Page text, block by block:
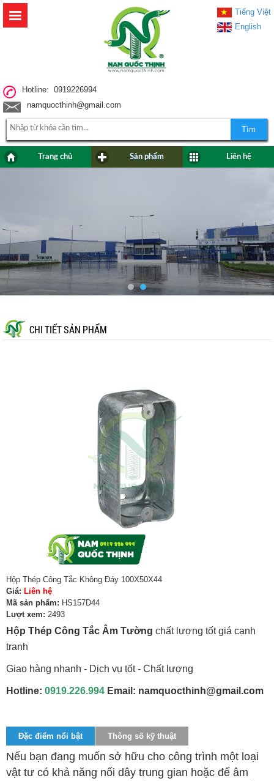
Hotline: 0919226994
namquocthinh@gmail.com
Tiếng Việt
English
Tìm
Trang chủ Sản phẩm Liên hệ
CHI TIẾT SẢN PHẨM
Hộp Thép Công Tắc Không Đáy 100X50X44
Giá: Liên hệ
Mã sản phẩm: HS157D44
Lượt xem: 2493
Hộp Thép Công Tắc Âm Tường chất lượng tốt giá cạnh
tranh
Giao hàng nhanh - Dịch vụ tốt - Chất lượng
Hotline: 0919.226.994 Email: namquocthinh@gmail.com
Đặc điểm nổi bật Thông số kỹ thuật
Nếu bạn đang muốn sở hữu cho công trình một loại
vật tư có khả năng nối dây trung gian hoặc đế âm